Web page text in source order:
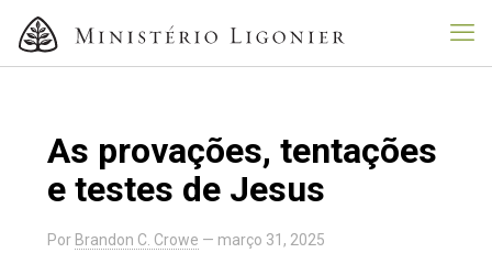
As provações, tentações
e testes de Jesus
Por Brandon C. Crowe — março 31, 2025